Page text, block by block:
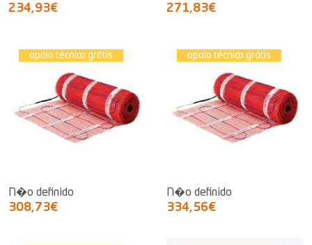
234,93€ 271,83€
apoio técnico grátis
N�o definido
308,73€
apoio técnico grátis
N�o definido
334,56€